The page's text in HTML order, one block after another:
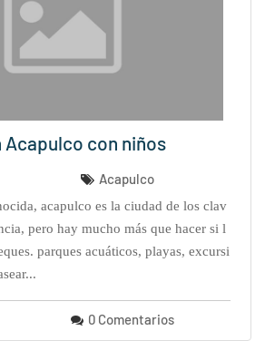
Acapulco con niños
Acapulco
pero hay mucho más que hacer si l
parques acuáticos, playas, excursi
0 Comentarios